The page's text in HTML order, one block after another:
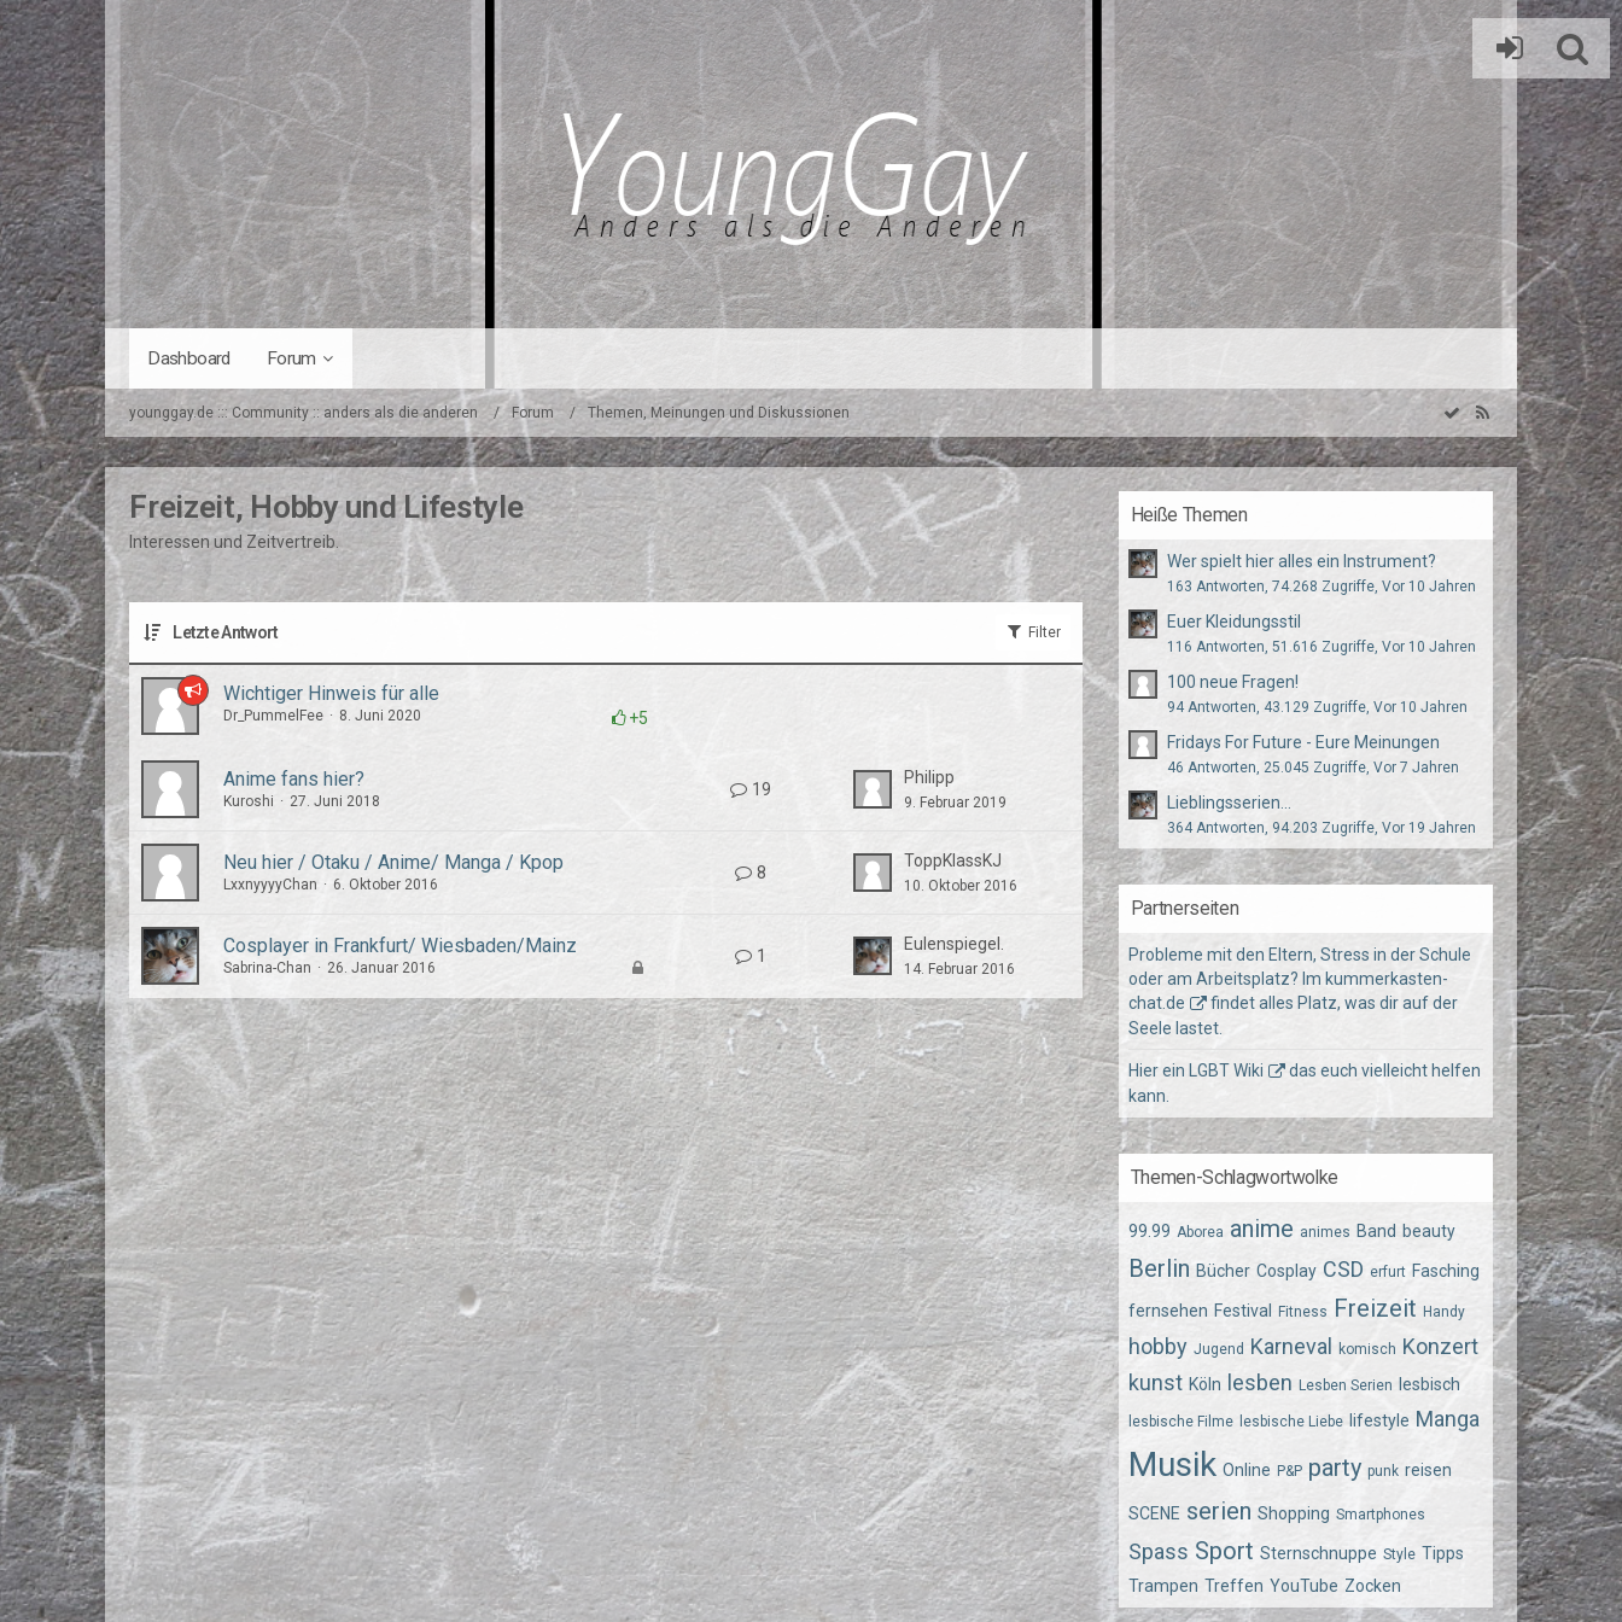
Dashboard Forum
younggay.de ::: Community :: anders als die anderen Forum Themen, Meinungen und Diskussionen
Freizeit, Hobby und Lifestyle
Interessen und Zeitvertreib.
Letzte Antwort Filter
Wichtiger Hinweis für alle
+5
Dr_PummelFee 8. Juni 2020
Anime fans hier?
Kuroshi 27. Juni 2018
19
Philipp
9. Februar 2019
Neu hier / Otaku / Anime/ Manga / Kpop
LxxnyyyyChan 6. Oktober 2016
8
ToppKlassKJ
10. Oktober 2016
Cosplayer in Frankfurt/ Wiesbaden/Mainz
Sabrina-Chan 26. Januar 2016
1
Eulenspiegel.
14. Februar 2016
Heiße Themen
Wer spielt hier alles ein Instrument?
163 Antworten, 74.268 Zugriffe, Vor 10 Jahren
Euer Kleidungsstil
116 Antworten, 51.616 Zugriffe, Vor 10 Jahren
100 neue Fragen!
94 Antworten, 43.129 Zugriffe, Vor 10 Jahren
Fridays For Future - Eure Meinungen
46 Antworten, 25.045 Zugriffe, Vor 7 Jahren
Lieblingsserien...
364 Antworten, 94.203 Zugriffe, Vor 19 Jahren
Partnerseiten
Probleme mit den Eltern, Stress in der Schule
oder am Arbeitsplatz? Im kummerkasten-
chat.de
findet alles Platz, was dir auf der
Seele lastet.
Hier ein LGBT Wiki
das euch vielleicht helfen
kann.
Themen-Schlagwortwolke
99.99 Aborea anime animes Band beauty
Berlin Bücher Cosplay CSD erfurt Fasching
fernsehen Festival Fitness Freizeit Handy
hobby Jugend Karneval komisch Konzert
kunst Köln lesben Lesben Serien lesbisch
lesbische Filme lesbische Liebe lifestyle Manga
Musik Online P&P party punk reisen
SCENE serien Shopping Smartphones
Spass Sport Sternschnuppe Style Tipps
Trampen Treffen YouTube Zocken